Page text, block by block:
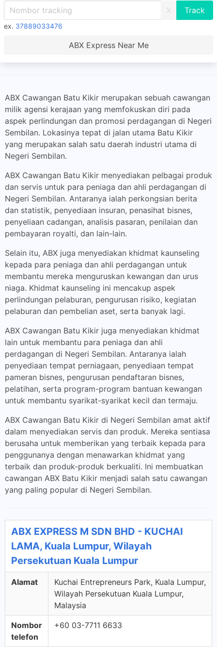
X
ex. 37889033476
ABX Express Near Me
ABX Cawangan Batu Kikir merupakan sebuah cawangan
milik agensi kerajaan yang memfokuskan diri pada
aspek perlindungan dan promosi perdagangan di Negeri
Sembilan. Lokasinya tepat di jalan utama Batu Kikir
yang merupakan salah satu daerah industri utama di
Negeri Sembilan.
ABX Cawangan Batu Kikir menyediakan pelbagai produk
dan servis untuk para peniaga dan ahli perdagangan di
Negeri Sembilan. Antaranya ialah perkongsian berita
dan statistik, penyediaan insuran, penasihat bisnes,
penyeliaan cadangan, analisis pasaran, penilaian dan
pembayaran royalti, dan lain-lain.
Selain itu, ABX juga menyediakan khidmat kaunseling
kepada para peniaga dan ahli perdagangan untuk
membantu mereka menguruskan kewangan dan urus
niaga. Khidmat kaunseling ini mencakup aspek
perlindungan pelaburan, pengurusan risiko, kegiatan
pelaburan dan pembelian aset, serta banyak lagi.
ABX Cawangan Batu Kikir juga menyediakan khidmat
lain untuk membantu para peniaga dan ahli
perdagangan di Negeri Sembilan. Antaranya ialah
penyediaan tempat perniagaan, penyediaan tempat
pameran bisnes, pengurusan pendaftaran bisnes,
pelatihan, serta program-program bantuan kewangan
untuk membantu syarikat-syarikat kecil dan termaju.
ABX Cawangan Batu Kikir di Negeri Sembilan amat aktif
dalam menyediakan servis dan produk. Mereka sentiasa
berusaha untuk memberikan yang terbaik kepada para
penggunanya dengan menawarkan khidmat yang
terbaik dan produk-produk berkualiti. Ini membuatkan
cawangan ABX Batu Kikir menjadi salah satu cawangan
yang paling popular di Negeri Sembilan.
ABX EXPRESS M SDN BHD - KUCHAI
LAMA, Kuala Lumpur, Wilayah
Persekutuan Kuala Lumpur
Alamat
Kuchai Entrepreneurs Park, Kuala Lumpur,
Wilayah Persekutuan Kuala Lumpur,
Malaysia
Nombor
telefon
+60 03-7711 6633